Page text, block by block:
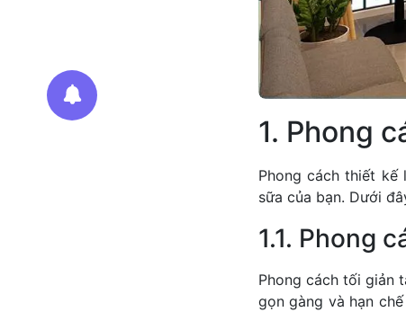
1. Phong
Phong cách thiết
sữa của bạn. Dưới
1.1. Phong
Phong cách tối giản
gọn gàng và hạn